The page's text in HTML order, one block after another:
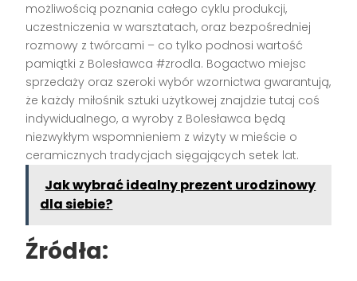
możliwością poznania całego cyklu produkcji,
uczestniczenia w warsztatach, oraz bezpośredniej
rozmowy z twórcami – co tylko podnosi wartość
pamiątki z Bolesławca #zrodla. Bogactwo miejsc
sprzedaży oraz szeroki wybór wzornictwa gwarantują,
że każdy miłośnik sztuki użytkowej znajdzie tutaj coś
indywidualnego, a wyroby z Bolesławca będą
niezwykłym wspomnieniem z wizyty w mieście o
ceramicznych tradycjach sięgających setek lat.
Jak wybrać idealny prezent urodzinowy
dla siebie?
Źródła: